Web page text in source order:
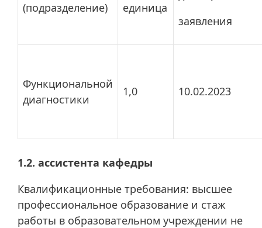
(подразделение)
единица
заявления
Функциональной
диагностики
1,0 10.02.2023
1.2. ассистента кафедры
Квалификационные требования: высшее
профессиональное образование и стаж
работы в образовательном учреждении не